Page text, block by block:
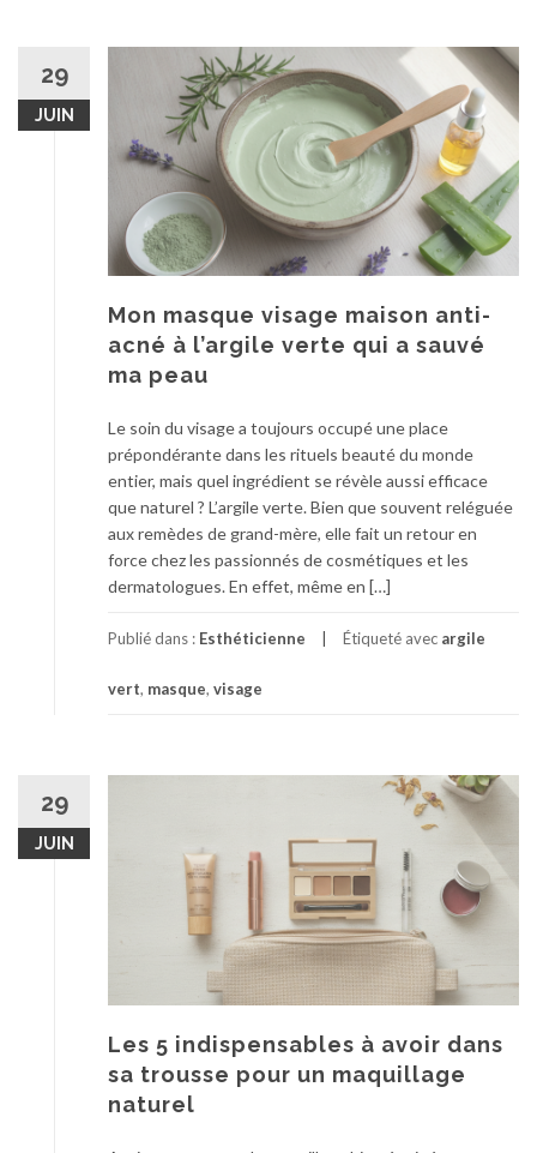
29
JUIN
Mon masque visage maison anti-
acné à l’argile verte qui a sauvé
ma peau
Le soin du visage a toujours occupé une place
prépondérante dans les rituels beauté du monde
entier, mais quel ingrédient se révèle aussi efficace
que naturel ? L’argile verte. Bien que souvent reléguée
aux remèdes de grand-mère, elle fait un retour en
force chez les passionnés de cosmétiques et les
dermatologues. En effet, même en […]
Publié dans : Esthéticienne Étiqueté avec argile
vert, masque, visage
29
JUIN
Les 5 indispensables à avoir dans
sa trousse pour un maquillage
naturel